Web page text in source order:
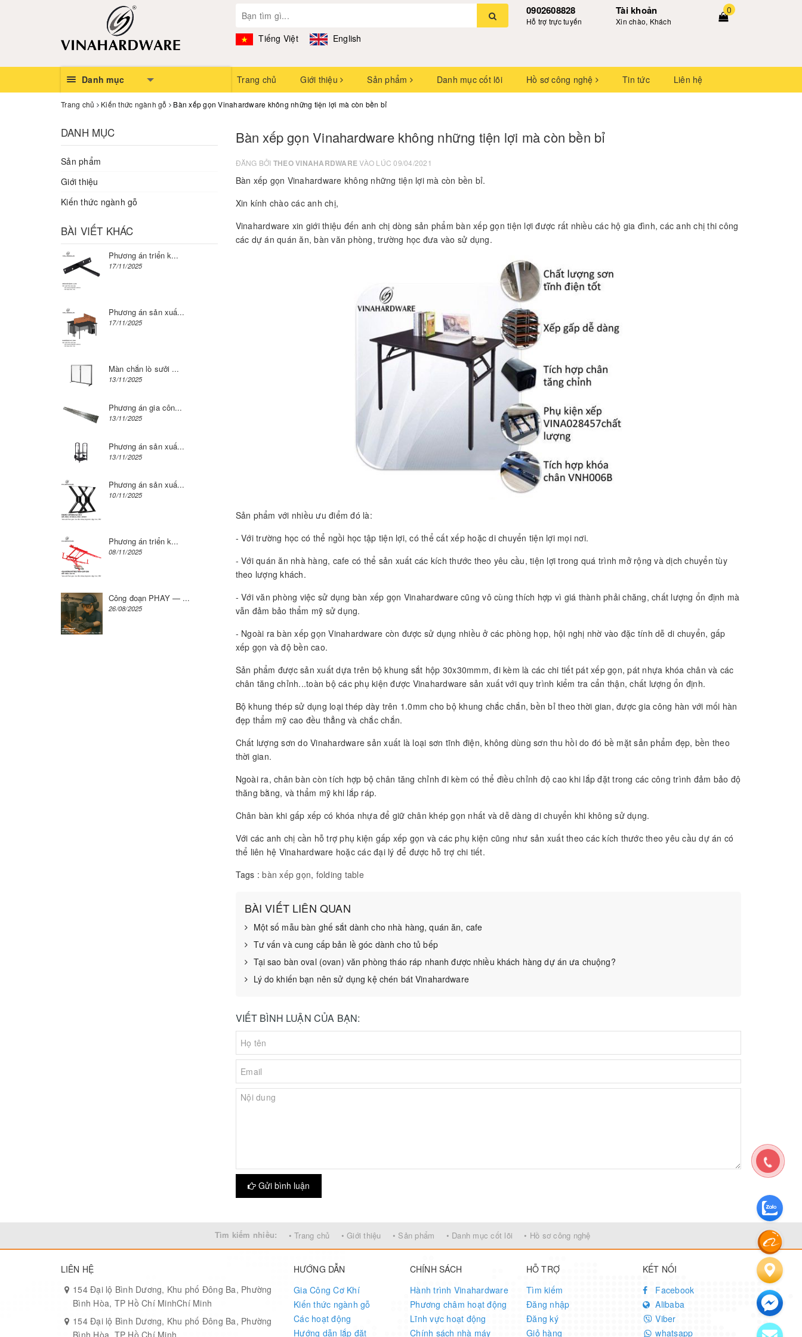
Tiếng Việt English
0902608828
Hỗ trợ trực tuyến
Tài khoản
Xin chào, Khách
0
Danh mục Trang chủ Giới thiệu Sản phẩm Danh mục cốt lõi Hồ sơ công nghệ Tin tức Liên hệ
Trang chủ Kiến thức ngành gỗ Bàn xếp gọn Vinahardware không những tiện lợi mà còn bền bỉ
Bàn xếp gọn Vinahardware không những tiện lợi mà còn bền bỉ
ĐĂNG BỞI THEO VINAHARDWAREVÀO LÚC 09/04/2021
Bàn xếp gọn Vinahardware không những tiện lợi mà còn bền bỉ.
Xin kính chào các anh chị,
Vinahardware xin giới thiệu đến anh chị dòng sản phẩm bàn xếp gọn tiện lợi được rất nhiều các hộ gia đình, các anh chị thi công
các dự án quán ăn, bàn văn phòng, trường học đưa vào sử dụng.
Sản phẩm với nhiều ưu điểm đó là:
- Với trường học có thể ngồi học tập tiện lợi, có thể cất xếp hoặc di chuyển tiện lợi mọi nơi.
- Với quán ăn nhà hàng, cafe có thể sản xuất các kích thước theo yêu cầu, tiện lợi trong quá trình mở rộng và dịch chuyển tùy
theo lượng khách.
- Với văn phòng việc sử dụng bàn xếp gọn Vinahardware cũng vô cùng thích hợp vì giá thành phải chăng, chất lượng ổn định mà
vẫn đảm bảo thẩm mỹ sử dụng.
- Ngoài ra bàn xếp gọn Vinahardware còn được sử dụng nhiều ở các phòng họp, hội nghị nhờ vào đặc tính dễ di chuyển, gấp
xếp gọn và độ bền cao.
Sản phẩm được sản xuất dựa trên bộ khung sắt hộp 30x30mmm, đi kèm là các chi tiết pát xếp gọn, pát nhựa khóa chân và các
chân tăng chỉnh...toàn bộ các phụ kiện được Vinahardware sản xuất với quy trình kiểm tra cẩn thận, chất lượng ổn định.
Bộ khung thép sử dụng loại thép dày trên 1.0mm cho bộ khung chắc chắn, bền bỉ theo thời gian, được gia công hàn với mối hàn
đẹp thẩm mỹ cao đều thẳng và chắc chắn.
Chất lượng sơn do Vinahardware sản xuất là loại sơn tĩnh điện, không dùng sơn thu hồi do đó bề mặt sản phẩm đẹp, bền theo
thời gian.
Ngoài ra, chân bàn còn tích hợp bộ chân tăng chỉnh đi kèm có thể điều chỉnh độ cao khi lắp đặt trong các công trình đảm bảo độ
thăng bằng, và thẩm mỹ khi lắp ráp.
Chân bàn khi gấp xếp có khóa nhựa để giữ chân khép gọn nhất và dễ dàng di chuyển khi không sử dụng.
Với các anh chị cần hỗ trợ phụ kiện gấp xếp gọn và các phụ kiện cũng như sản xuất theo các kích thước theo yêu cầu dự án có
thể liên hệ Vinahardware hoặc các đại lý để được hỗ trợ chi tiết.
Tags :bàn xếp gọn, folding table
BÀI VIẾT LIÊN QUAN
Một số mẫu bàn ghế sắt dành cho nhà hàng, quán ăn, cafe
Tư vấn và cung cấp bản lề góc dành cho tủ bếp
Tại sao bàn oval (ovan) văn phòng tháo ráp nhanh được nhiều khách hàng dự án ưa chuộng?
Lý do khiến bạn nên sử dụng kệ chén bát Vinahardware
VIẾT BÌNH LUẬN CỦA BẠN:
Gửi bình luận
DANH MỤC
Sản phẩm
Giới thiệu
Kiến thức ngành gỗ
BÀI VIẾT KHÁC
Phương án triển k...
17/11/2025
Phương án sản xuấ...
17/11/2025
Màn chắn lò sưởi ...
13/11/2025
Phương án gia côn...
13/11/2025
Phương án sản xuấ...
13/11/2025
Phương án sản xuấ...
10/11/2025
Phương án triển k...
08/11/2025
Công đoạn PHAY — ...
26/08/2025
Tìm kiếm nhiều: • Trang chủ • Giới thiệu • Sản phẩm • Danh mục cốt lõi • Hồ sơ công nghệ
LIÊN HỆ
154 Đại lộ Bình Dương, Khu phố Đông Ba, Phường
Bình Hòa, TP Hồ Chí MinhChí Minh
154 Đại lộ Bình Dương, Khu phố Đông Ba, Phường
Bình Hòa, TP Hồ Chí Minh
HƯỚNG DẪN
Gia Công Cơ Khí
Kiến thức ngành gỗ
Các hoạt động
Hướng dẫn lắp đặt
CHÍNH SÁCH
Hành trình Vinahardware
Phương châm hoạt động
Lĩnh vực hoạt động
Chính sách nhà máy
HỖ TRỢ
Tìm kiếm
Đăng nhập
Đăng ký
Giỏ hàng
KẾT NỐI
Facebook
Alibaba
Viber
whatsapp